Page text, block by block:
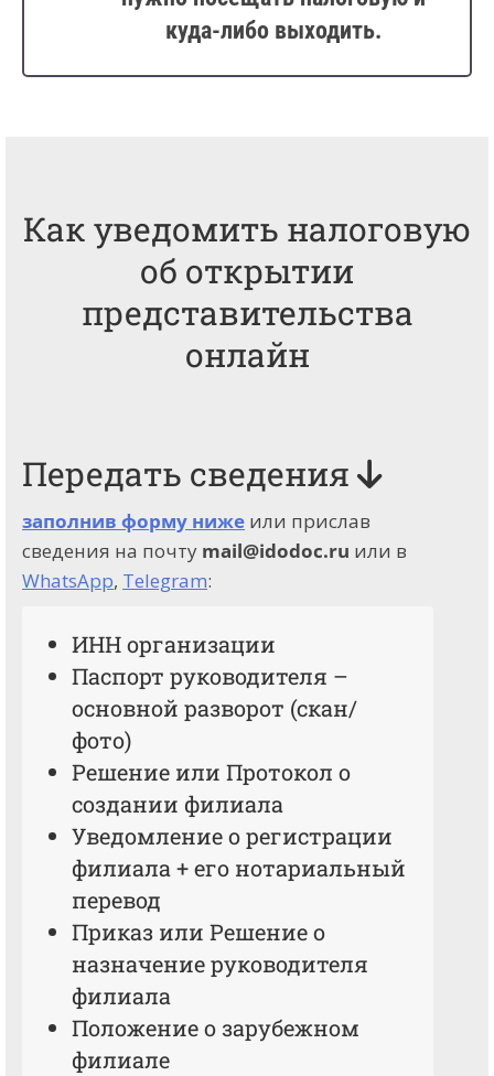
куда-либо выходить.
Как уведомить налоговую
об открытии
представительства
онлайн
Передать сведения
заполнив форму ниже или прислав
сведения на почту mail@idodoc.ru или в
WhatsApp, Telegram:
ИНН организации
Паспорт руководителя –
основной разворот (скан/
фото)
Решение или Протокол о
создании филиала
Уведомление о регистрации
филиала + его нотариальный
перевод
Приказ или Решение о
назначение руководителя
филиала
Положение о зарубежном
филиале